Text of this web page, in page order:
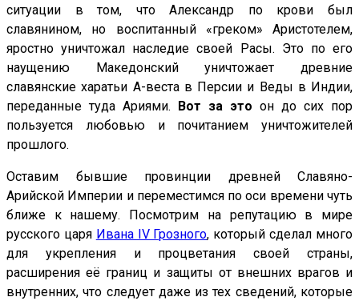
ситуации в том, что Александр по крови был
славянином, но воспитанный «греком» Аристотелем,
яростно уничтожал наследие своей Расы. Это по его
наущению Македонский уничтожает древние
славянские харатьи А-веста в Персии и Веды в Индии,
переданные туда Ариями.
Вот за это он до сих пор
пользуется любовью и почитанием уничтожителей
прошлого.
Оставим бывшие провинции древней Славяно-
Арийской Империи и переместимся по оси времени чуть
ближе к нашему. Посмотрим на репутацию в мире
русского царя Ивана IV Грозного, который сделал много
для укрепления и процветания своей страны,
расширения её границ и защиты от внешних врагов и
внутренних, что следует даже из тех сведений, которые